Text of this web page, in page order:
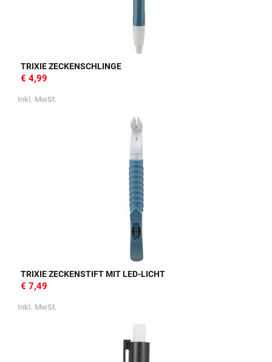
TRIXIE ZECKENSCHLINGE
€ 4,99
Inkl. MwSt.
TRIXIE ZECKENSTIFT MIT LED-LICHT
€ 7,49
Inkl. MwSt.